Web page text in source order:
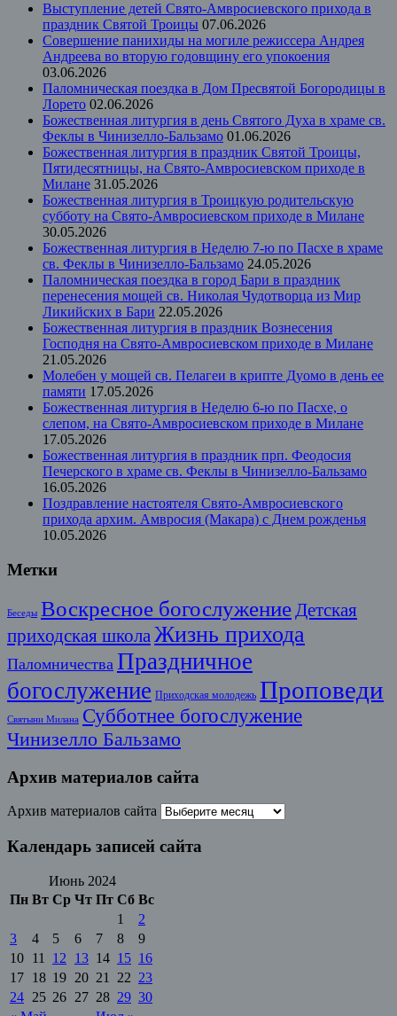
Выступление детей Свято-Амвросиевского прихода в
праздник Святой Троицы 07.06.2026
Совершение панихиды на могиле режиссера Андрея
Андреева во вторую годовщину его упокоения
03.06.2026
Паломническая поездка в Дом Пресвятой Богородицы в
Лорето 02.06.2026
Божественная литургия в день Святого Духа в храме св.
Феклы в Чинизелло-Бальзамо 01.06.2026
Божественная литургия в праздник Святой Троицы,
Пятидесятницы, на Свято-Амвросиевском приходе в
Милане 31.05.2026
Божественная литургия в Троицкую родительскую
субботу на Свято-Амвросиевском приходе в Милане
30.05.2026
Божественная литургия в Неделю 7-ю по Пасхе в храме
св. Феклы в Чинизелло-Бальзамо 24.05.2026
Паломническая поездка в город Бари в праздник
перенесения мощей св. Николая Чудотворца из Мир
Ликийских в Бари 22.05.2026
Божественная литургия в праздник Вознесения
Господня на Свято-Амвросиевском приходе в Милане
21.05.2026
Молебен у мощей св. Пелагеи в крипте Дуомо в день ее
памяти 17.05.2026
Божественная литургия в Неделю 6-ю по Пасхе, о
слепом, на Свято-Амвросиевском приходе в Милане
17.05.2026
Божественная литургия в праздник прп. Феодосия
Печерского в храме св. Феклы в Чинизелло-Бальзамо
16.05.2026
Поздравление настоятеля Свято-Амвросиевского
прихода архим. Амвросия (Макара) с Днем рожденья
10.05.2026
Метки
Беседы Воскресное богослужение Детская
приходская школа Жизнь прихода
Паломничества Праздничное
богослужение Приходская молодежь Проповеди
Святыни Милана Субботнее богослужение
Чинизелло Бальзамо
Архив материалов сайта
Архив материалов сайта
Календарь записей сайта
Июнь 2024
Пн Вт Ср Чт Пт Сб Вс
1
2
3
4 5 6 7 8
9
10 11 12 13 14 15 16
17 18 19 20 21 22 23
24 25 26 27 28 29 30